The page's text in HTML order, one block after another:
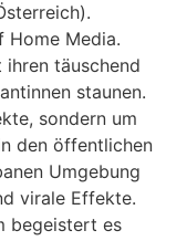
Home Media.
täuschend
staunen.
sondern um
den öffentlichen
Umgebung
virale Effekte.
begeistert es